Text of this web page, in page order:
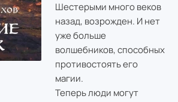
Шестерыми много веков
назад, возрожден. И нет
уже больше
волшебников, способных
противостоять его
магии.
Теперь люди могут